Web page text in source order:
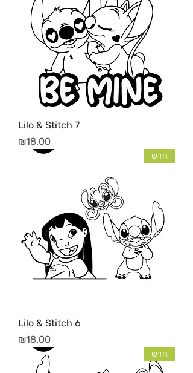
Lilo & Stitch 7
מחיר
₪18.00
חדש
Lilo & Stitch 6
מחיר
₪18.00
חדש